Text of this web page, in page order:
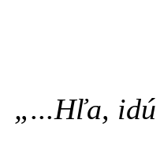
„...Hľa, idú